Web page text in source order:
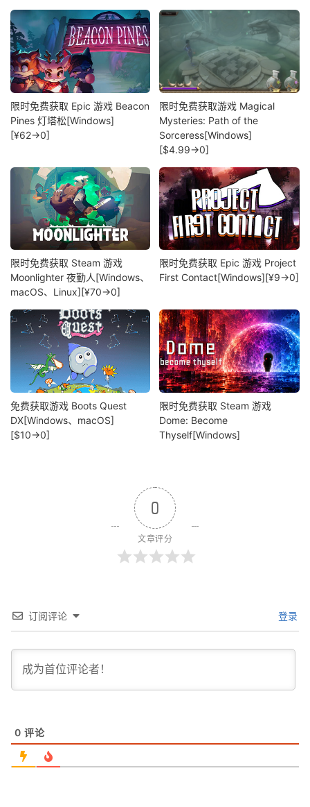
限时免费获取 Epic 游戏 Beacon
Pines 灯塔松[Windows]
[¥62→0]
限时免费获取游戏 Magical
Mysteries: Path of the
Sorceress[Windows]
[$4.99→0]
限时免费获取 Steam 游戏
Moonlighter 夜勤人[Windows、
macOS、Linux][¥70→0]
限时免费获取 Epic 游戏 Project
First Contact[Windows][¥9→0]
免费获取游戏 Boots Quest
DX[Windows、macOS]
[$10→0]
限时免费获取 Steam 游戏
Dome: Become
Thyself[Windows]
0
文章评分
订阅评论 登录
0 评论